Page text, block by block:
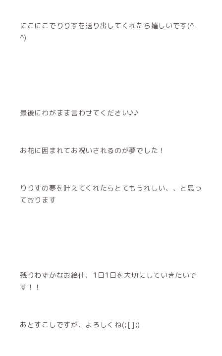
にこにこでりりすを送り出してくれたら嬉しいです(^-
^)
最後にわがまま言わせてください♪♪
お花に囲まれてお祝いされるのが夢でした！
りりすの夢を叶えてくれたらとてもうれしい、、と思っ
ております
残りわずかなお給仕、1日1日を大切にしていきたいで
す！！
あとすこしですが、よろしくね(;[];)